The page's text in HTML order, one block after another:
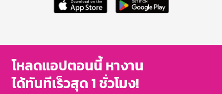
โหลดแอปตอนนี้ หางาน
ได้ทันทีเร็วสุด 1 ชั่วโมง!